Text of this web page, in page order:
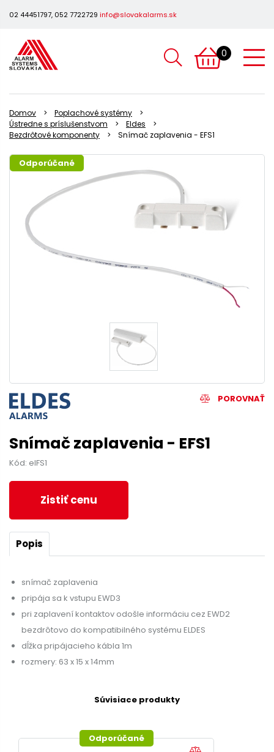
02 44451797, 052 7722729 info@slovakalarms.sk
0
Domov
Poplachové systémy
Ústredne s príslušenstvom
Eldes
Bezdrôtové komponenty
Snímač zaplavenia - EFS1
Odporúčané
POROVNAŤ
Snímač zaplavenia - EFS1
Kód: elFS1
Zistiť cenu
Popis
snímač zaplavenia
pripája sa k vstupu EWD3
pri zaplavení kontaktov odošle informáciu cez EWD2
bezdrôtovo do kompatibilného systému ELDES
dĺžka pripájacieho kábla 1m
rozmery: 63 x 15 x 14mm
Súvisiace produkty
Odporúčané